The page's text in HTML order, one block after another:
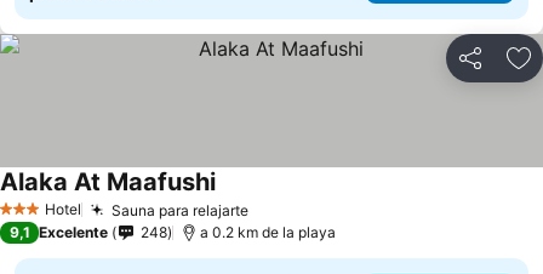
Compartir
3 Estrellas
Hotel Sauna para relajarte
Alaka At Maafushi
9,1 Excelente 248 a 0.2 km de la playa